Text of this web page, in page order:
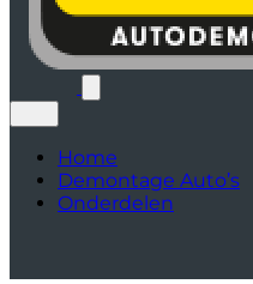
Home
Demontage Auto’s
Onderdelen